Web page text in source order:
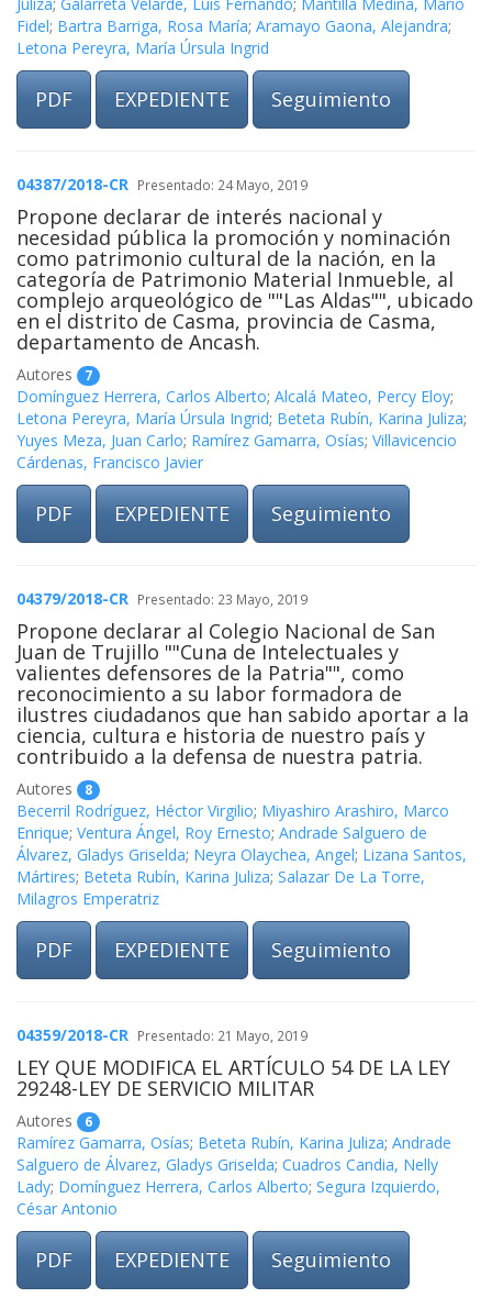
Fidel; Bartra Barriga, Rosa María; Aramayo Gaona, Alejandra;
Letona Pereyra, María Úrsula Ingrid
PDF EXPEDIENTE Seguimiento
04387/2018-CR Presentado: 24 Mayo, 2019
Propone declarar de interés nacional y
necesidad pública la promoción y nominación
como patrimonio cultural de la nación, en la
categoría de Patrimonio Material Inmueble, al
complejo arqueológico de ""Las Aldas"", ubicado
en el distrito de Casma, provincia de Casma,
departamento de Ancash.
Autores 7
Domínguez Herrera, Carlos Alberto; Alcalá Mateo, Percy Eloy;
Letona Pereyra, María Úrsula Ingrid; Beteta Rubín, Karina Juliza;
Yuyes Meza, Juan Carlo; Ramírez Gamarra, Osías; Villavicencio
Cárdenas, Francisco Javier
PDF EXPEDIENTE Seguimiento
04379/2018-CR Presentado: 23 Mayo, 2019
Propone declarar al Colegio Nacional de San
Juan de Trujillo ""Cuna de Intelectuales y
valientes defensores de la Patria"", como
reconocimiento a su labor formadora de
ilustres ciudadanos que han sabido aportar a la
ciencia, cultura e historia de nuestro país y
contribuido a la defensa de nuestra patria.
Autores 8
Becerril Rodríguez, Héctor Virgilio; Miyashiro Arashiro, Marco
Enrique; Ventura Ángel, Roy Ernesto; Andrade Salguero de
Álvarez, Gladys Griselda; Neyra Olaychea, Angel; Lizana Santos,
Mártires; Beteta Rubín, Karina Juliza; Salazar De La Torre,
Milagros Emperatriz
PDF EXPEDIENTE Seguimiento
04359/2018-CR Presentado: 21 Mayo, 2019
LEY QUE MODIFICA EL ARTÍCULO 54 DE LA LEY
29248-LEY DE SERVICIO MILITAR
Autores 6
Ramírez Gamarra, Osías; Beteta Rubín, Karina Juliza; Andrade
Salguero de Álvarez, Gladys Griselda; Cuadros Candia, Nelly
Lady; Domínguez Herrera, Carlos Alberto; Segura Izquierdo,
César Antonio
PDF EXPEDIENTE Seguimiento